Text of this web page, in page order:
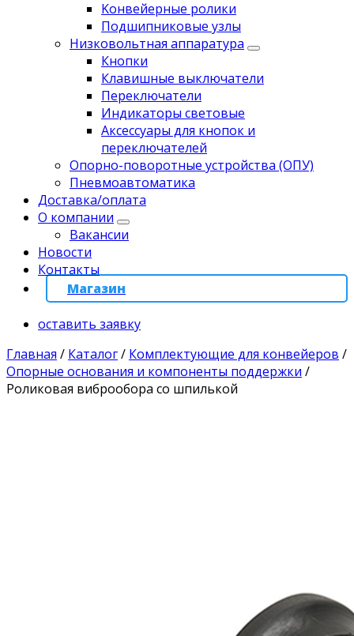
Koнвейерныe pолики
Подшипниковые узлы
Низковольтная аппаратура
Кнопки
Клавишные выключатели
Переключатели
Индикаторы световые
Аксессуары для кнопок и
переключателей
Опорно-поворотные устройства (ОПУ)
Пневмоавтоматика
Доставка/оплата
О компании
Вакансии
Новости
Контакты
Магазин
оставить заявку
Главная / Каталог/ Комплектующие для конвейеров /
Опорные основания и компоненты поддержки /
Роликовая виброобора со шпилькой